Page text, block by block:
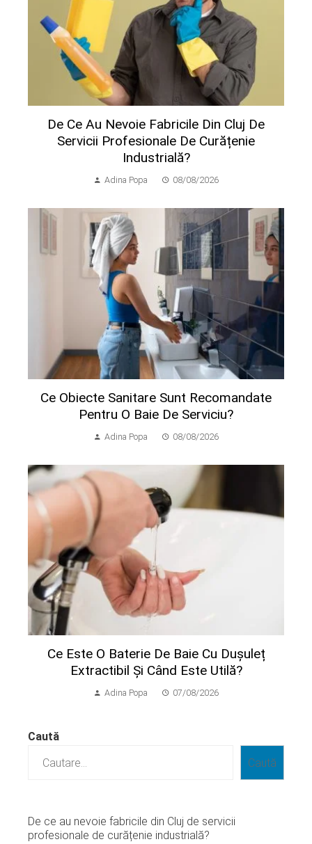
De Ce Au Nevoie Fabricile Din Cluj De
Servicii Profesionale De Curățenie
Industrială?
Adina Popa 08/08/2026
Ce Obiecte Sanitare Sunt Recomandate
Pentru O Baie De Serviciu?
Adina Popa 08/08/2026
Ce Este O Baterie De Baie Cu Dușuleț
Extractibil Și Când Este Utilă?
Adina Popa 07/08/2026
Caută
Caută
De ce au nevoie fabricile din Cluj de servicii
profesionale de curățenie industrială?